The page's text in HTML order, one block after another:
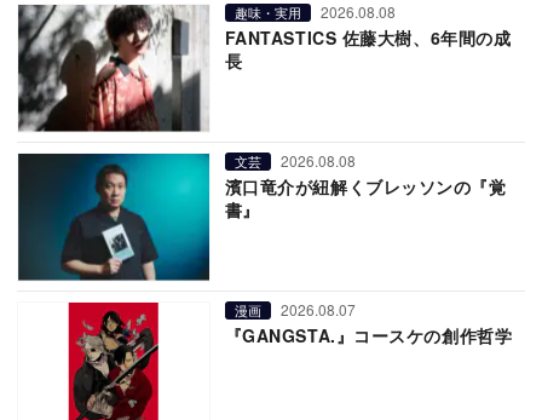
趣味・実用 2026.08.08
FANTASTICS 佐藤大樹、6年間の成
長
文芸 2026.08.08
濱口竜介が紐解くブレッソンの『覚
書』
漫画 2026.08.07
『GANGSTA.』コースケの創作哲学